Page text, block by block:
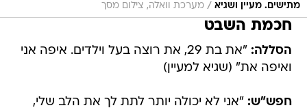
מתישים. מעיין ושגיא / מערכת וואלה, צילום מסך
חכמת השבט
הסללה:
"את בת 29, את רוצה בעל וילדים. איפה אני
ואיפה את" (שגיא למעיין)
חפש"ש: "אני לא יכולה יותר לתת לך את הלב שלי,